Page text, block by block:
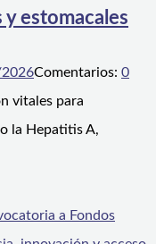
estomacales
Comentarios: 0
vitales para
la Hepatitis A,